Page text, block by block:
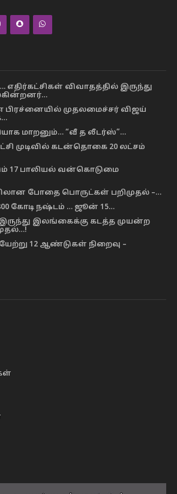
எதிர்கட்சிகள் விவாதத்தில் இருந்து
முதலமைச்சர் விஜய்
மாறனும்… “வீ த லீடர்ஸ்”…
முடிவில் கடன்தொகை 20 லட்சம்
17 பாலியல் வன்கொடுமை
போதை பொருட்கள் பறிமுதல் –…
கோடி நஷ்டம் … ஜூன் 15…
இருந்து இலங்கைக்கு கடத்த முயன்ற
12 ஆண்டுகள் நிறைவு –